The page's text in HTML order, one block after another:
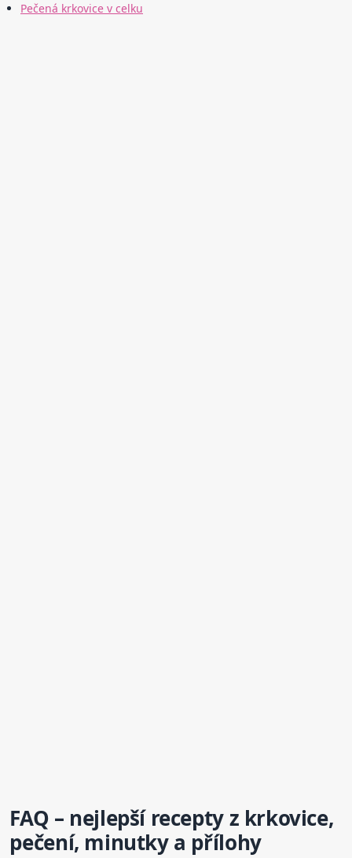
Pečená krkovice v celku
FAQ – nejlepší receptyz krkovice,
pečení, minutky a přílohy